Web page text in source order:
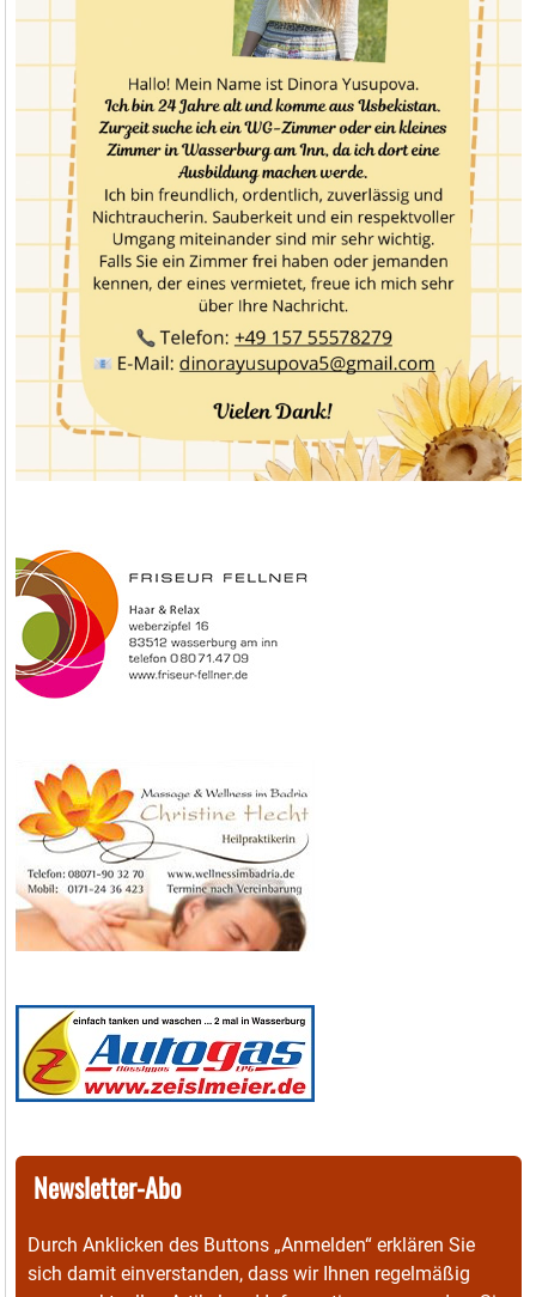
Newsletter-Abo
Durch Anklicken des Buttons „Anmelden“ erklären Sie
sich damit einverstanden, dass wir Ihnen regelmäßig